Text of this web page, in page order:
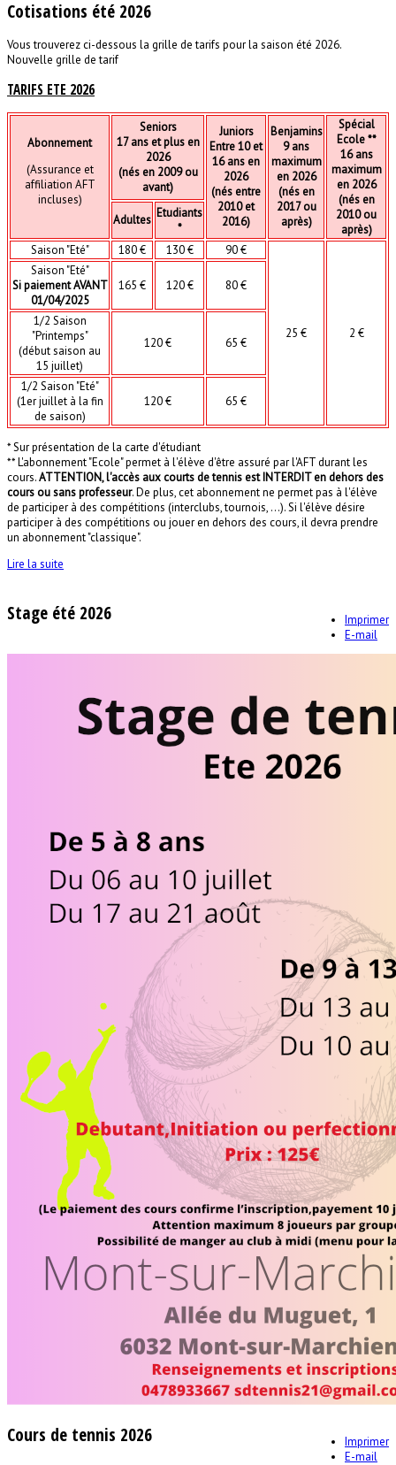
Cotisations été 2026
Vous trouverez ci-dessous la grille de tarifs pour la saison été 2026.
Nouvelle grille de tarif
TARIFS ETE 2026
Abonnement
(Assurance et
affiliation AFT
incluses)
Seniors
17 ans et plus en
2026
(nés en 2009 ou
avant)
Juniors
Entre 10 et
16 ans en
2026
(nés entre
2010 et
2016)
Benjamins
9 ans
maximum
en 2026
(nés en
2017 ou
après)
Spécial
Ecole **
16 ans
maximum
en 2026
(nés en
2010 ou
après)
Adultes Etudiants
*
Saison "Eté"
180 € 130 € 90 €
25 € 2 €
Saison "Eté"
Si paiement AVANT
01/04/2025
165 € 120 € 80 €
1/2 Saison
"Printemps"
(début saison au
15 juillet)
120 € 65 €
1/2 Saison "Eté"
(1er juillet à la fin
de saison)
120 € 65 €
* Sur présentation de la carte d'étudiant
** L'abonnement "Ecole" permet à l'élève d'être assuré par l'AFT durant les
cours.ATTENTION, l'accès aux courts de tennis est INTERDIT en dehors des
cours ou sans professeur. De plus, cet abonnement ne permet pas à l'élève
de participer à des compétitions (interclubs, tournois, ...). Si l'élève désire
participer à des compétitions ou jouer en dehors des cours, il devra prendre
un abonnement "classique".
Lire la suite
Imprimer
E-mail
Stage été 2026
Imprimer
E-mail
Cours de tennis 2026